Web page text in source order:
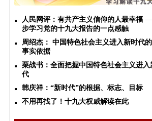
人民网评：有共产主义信仰的人最幸福
步学习党的十九大报告的一点感触
周绍杰： 中国特色社会主义进入新时代
事实依据
栗战书：全面把握中国特色社会主义进入
代
韩庆祥：“新时代”的根据、标志、目标
不用再找了！十九大权威解读在此